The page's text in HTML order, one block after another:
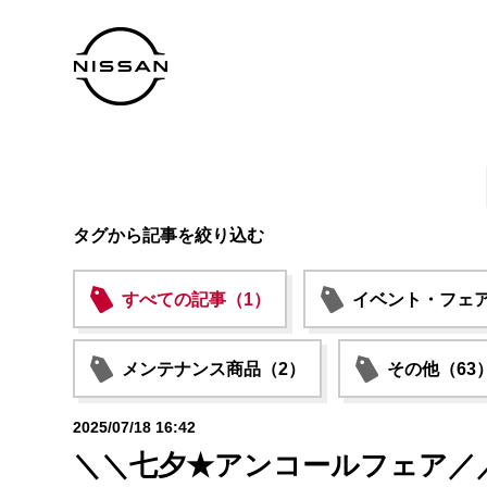
タグから記事を絞り込む
すべての記事（1） イベント・フェ
メンテナンス商品（2） その他（63
2025/07/18 16:42
＼＼七夕★アンコールフェア／